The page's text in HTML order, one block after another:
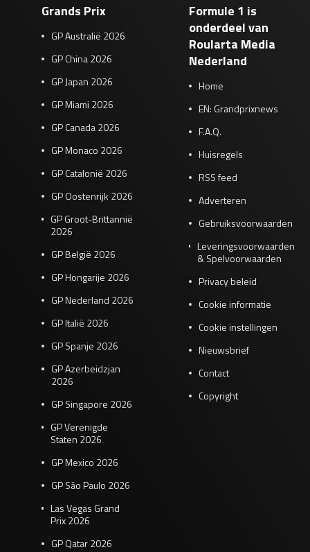
Grands Prix
GP Australië 2026
GP China 2026
GP Japan 2026
GP Miami 2026
GP Canada 2026
GP Monaco 2026
GP Catalonië 2026
GP Oostenrijk 2026
GP Groot-Brittannië
2026
GP België 2026
GP Hongarije 2026
GP Nederland 2026
GP Italië 2026
GP Spanje 2026
GP Azerbeidzjan
2026
GP Singapore 2026
GP Verenigde
Staten 2026
GP Mexico 2026
GP São Paulo 2026
Las Vegas Grand
Prix 2026
GP Qatar 2026
Formule 1 is
onderdeel van
Roularta Media
Nederland
Home
EN: Grandprixnews
F.A.Q.
Huisregels
RSS feed
Adverteren
Gebruiksvoorwaarden
Leveringsvoorwaarden
& Spelvoorwaarden
Privacy beleid
Cookie informatie
Cookie instellingen
Nieuwsbrief
Contact
Copyright